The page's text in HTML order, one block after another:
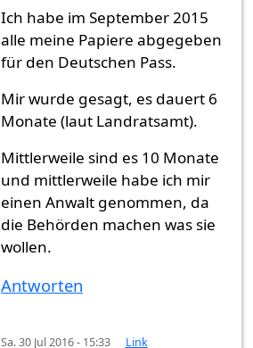
Ich habe im September 2015
alle meine Papiere abgegeben
für den Deutschen Pass.
Mir wurde gesagt, es dauert 6
Monate (laut Landratsamt).
Mittlerweile sind es 10 Monate
und mittlerweile habe ich mir
einen Anwalt genommen, da
die Behörden machen was sie
wollen.
Antworten
Sa. 30 Jul 2016 - 15:33 Link